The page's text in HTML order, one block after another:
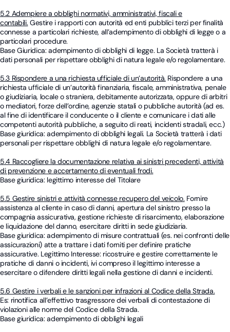
5.2 Adempiere a obblighi normativi, amministrativi, fiscali e
contabili. Gestire i rapporti con autorità ed enti pubblici terzi per finalità
connesse a particolari richieste, all’adempimento di obblighi di legge o a
particolari procedure.
Base Giuridica: adempimento di obblighi di legge. La Società tratterà i
dati personali per rispettare obblighi di natura legale e/o regolamentare.
5.3 Rispondere a una richiesta ufficiale di un’autorità. Rispondere a una
richiesta ufficiale di un’autorità finanziaria, fiscale, amministrativa, penale
o giudiziaria, locale o straniera, debitamente autorizzata, oppure di arbitri
o mediatori, forze dell’ordine, agenzie statali o pubbliche autorità (ad es.
al fine di identificare il conducente o il cliente e comunicare i dati alle
competenti autorità pubbliche, a seguito di reati, incidenti stradali, ecc.)
Base giuridica: adempimento di obblighi legali. La Società tratterà i dati
personali per rispettare obblighi di natura legale e/o regolamentare.
5.4 Raccogliere la documentazione relativa ai sinistri precedenti, attività
di prevenzione e accertamento di eventuali frodi.
Base giuridica: legittimo interesse del Titolare
5.5 Gestire sinistri e attività connesse recupero del veicolo. Fornire
assistenza al cliente in caso di danni, apertura del sinistro presso la
compagnia assicurativa, gestione richieste di risarcimento, elaborazione
e liquidazione del danno, esercitare diritti in sede giudiziaria.
Base giuridica: adempimento di misure contrattuali (es. nei confronti delle
assicurazioni) atte a trattare i dati forniti per definire pratiche
assicurative. Legittimo Interesse: ricostruire e gestire correttamente le
pratiche di danni o incidenti, ivi compreso il legittimo interesse a
esercitare o difendere diritti legali nella gestione di danni e incidenti.
5.6 Gestire i verbali e le sanzioni per infrazioni al Codice della Strada.
Es: rinotifica all’effettivo trasgressore dei verbali di contestazione di
violazioni alle norme del Codice della Strada.
Base giuridica: adempimento di obblighi legali